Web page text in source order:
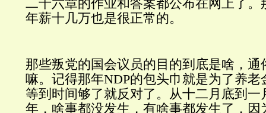
二十六章的作业和答案都公布在网上了。
年薪十几万也是很正常的。
那些叛党的国会议员的目的到底是啥，通
嘛。记得那年NDP的包头巾就是为了养老
等到时间够了就反对了。从十二月底到一
年，啥事都没发生，有啥事都发生了，因